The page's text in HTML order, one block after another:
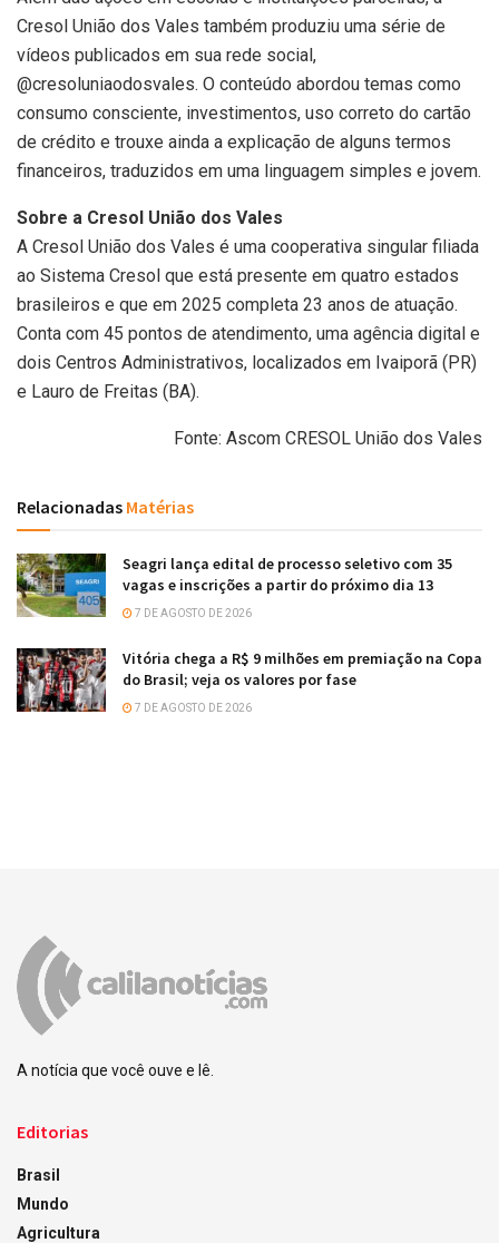
Cresol União dos Vales também produziu uma série de
vídeos publicados em sua rede social,
@cresoluniaodosvales. O conteúdo abordou temas como
consumo consciente, investimentos, uso correto do cartão
de crédito e trouxe ainda a explicação de alguns termos
financeiros, traduzidos em uma linguagem simples e jovem.
Sobre a Cresol União dos Vales
A Cresol União dos Vales é uma cooperativa singular filiada
ao Sistema Cresol que está presente em quatro estados
brasileiros e que em 2025 completa 23 anos de atuação.
Conta com 45 pontos de atendimento, uma agência digital e
dois Centros Administrativos, localizados em Ivaiporã (PR)
e Lauro de Freitas (BA).
Fonte: Ascom CRESOL União dos Vales
Relacionadas Matérias
Seagri lança edital de processo seletivo com 35
vagas e inscrições a partir do próximo dia 13
7 DE AGOSTO DE 2026
Vitória chega a R$ 9 milhões em premiação na Copa
do Brasil; veja os valores por fase
7 DE AGOSTO DE 2026
A notícia que você ouve e lê.
Editorias
Brasil
Mundo
Agricultura